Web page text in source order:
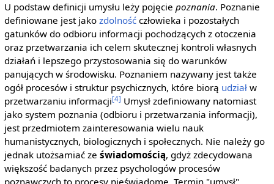
U podstaw definicji umysłu leży pojęcie poznania. Poznanie
definiowane jest jako zdolnośćczłowieka i pozostałych
gatunków do odbioru informacji pochodzących z otoczenia
oraz przetwarzania ich celem skutecznej kontroli własnych
działań i lepszego przystosowania się do warunków
panujących w środowisku. Poznaniem nazywany jest także
ogół procesów i struktur psychicznych, które biorą udziałw
przetwarzaniu informacji[4] Umysł zdefiniowany natomiast
jako system poznania (odbioru i przetwarzania informacji),
jest przedmiotem zainteresowania wielu nauk
humanistycznych, biologicznych i społecznych. Nie należy go
jednak utożsamiać ze świadomością, gdyż zdecydowana
większość badanych przez psychologów procesów